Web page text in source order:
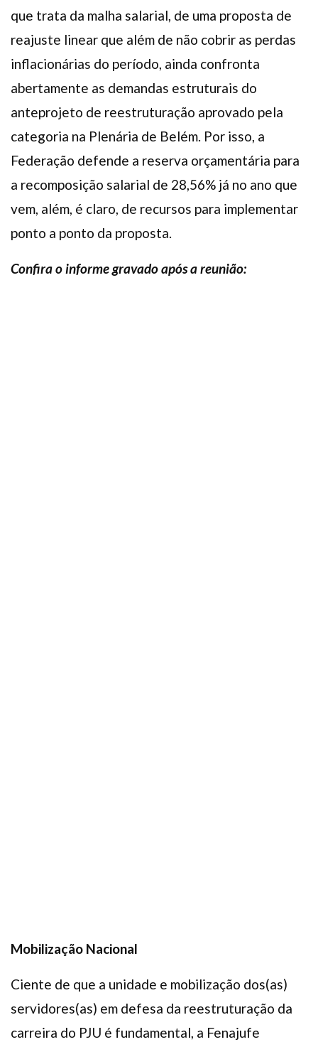
que trata da malha salarial, de uma proposta de
reajuste linear que além de não cobrir as perdas
inflacionárias do período, ainda confronta
abertamente as demandas estruturais do
anteprojeto de reestruturação aprovado pela
categoria na Plenária de Belém. Por isso, a
Federação defende a reserva orçamentária para
a recomposição salarial de 28,56% já no ano que
vem, além, é claro, de recursos para implementar
ponto a ponto da proposta.
Confira o informe gravado após a reunião:
Mobilização Nacional
Ciente de que a unidade e mobilização dos(as)
servidores(as) em defesa da reestruturação da
carreira do PJU é fundamental, a Fenajufe